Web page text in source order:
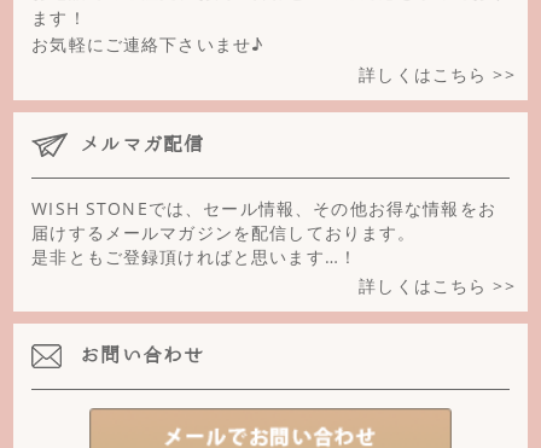
ブルーゴールドストーン
ブルームーンストーン(ペリステライト)
ブルーめのう
プレナイト
ヘマタイト
ペリドット
ホワイトオニキス
ホワイトファントム
ます！
お気軽にご連絡下さいませ♪
詳しくはこちら >>
メルマガ配信
WISH STONEでは、セール情報、その他お得な情報をお
届けするメールマガジンを配信しております。
是非ともご登録頂ければと思います…！
詳しくはこちら >>
お問い合わせ